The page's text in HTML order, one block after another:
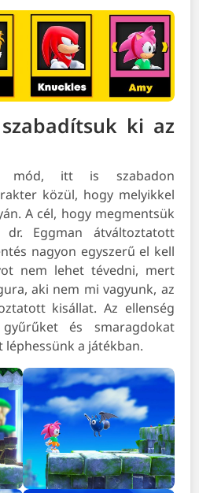
ki az
mód, itt is szabadon
közül, hogy melyikkel
A cél, hogy megmentsük
Eggman átváltoztatott
nagyon egyszerű el kell
nem lehet tévedni, mert
aki nem mi vagyunk, az
kisállat. Az ellenség
és smaragdokat
a játékban.